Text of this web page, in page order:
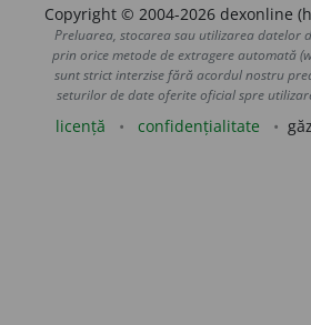
Copyright © 2004-2026 dexonline
Preluarea, stocarea sau utilizarea datelor
prin orice metode de extragere automată
sunt strict interzise fără acordul nostru
seturilor de date oferite oficial spre
licență confidențialitate